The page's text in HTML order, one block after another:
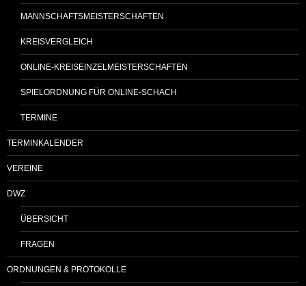
MANNSCHAFTSMEISTERSCHAFTEN
KREISVERGLEICH
ONLINE-KREISEINZELMEISTERSCHAFTEN
SPIELORDNUNG FÜR ONLINE-SCHACH
TERMINE
TERMINKALENDER
VEREINE
DWZ
ÜBERSICHT
FRAGEN
ORDNUNGEN & PROTOKOLLE